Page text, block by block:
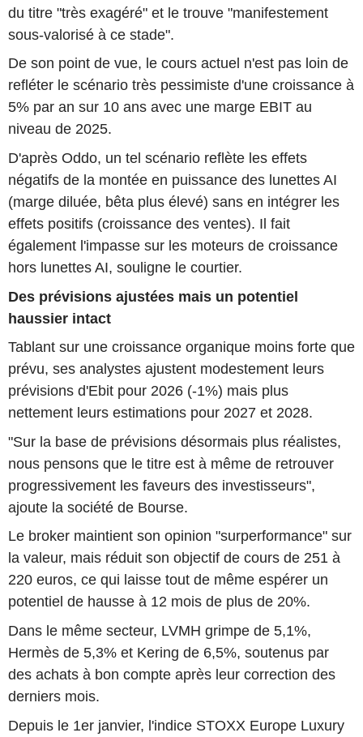
du titre "très exagéré" et le trouve "manifestement
sous-valorisé à ce stade".
De son point de vue, le cours actuel n'est pas loin de
refléter le scénario très pessimiste d'une croissance à
5% par an sur 10 ans avec une marge EBIT au
niveau de 2025.
D'après Oddo, un tel scénario reflète les effets
négatifs de la montée en puissance des lunettes AI
(marge diluée, bêta plus élevé) sans en intégrer les
effets positifs (croissance des ventes). Il fait
également l'impasse sur les moteurs de croissance
hors lunettes AI, souligne le courtier.
Des prévisions ajustées mais un potentiel
haussier intact
Tablant sur une croissance organique moins forte que
prévu, ses analystes ajustent modestement leurs
prévisions d'Ebit pour 2026 (-1%) mais plus
nettement leurs estimations pour 2027 et 2028.
"Sur la base de prévisions désormais plus réalistes,
nous pensons que le titre est à même de retrouver
progressivement les faveurs des investisseurs",
ajoute la société de Bourse.
Le broker maintient son opinion "surperformance" sur
la valeur, mais réduit son objectif de cours de 251 à
220 euros, ce qui laisse tout de même espérer un
potentiel de hausse à 12 mois de plus de 20%.
Dans le même secteur, LVMH grimpe de 5,1%,
Hermès de 5,3% et Kering de 6,5%, soutenus par
des achats à bon compte après leur correction des
derniers mois.
Depuis le 1er janvier, l'indice STOXX Europe Luxury